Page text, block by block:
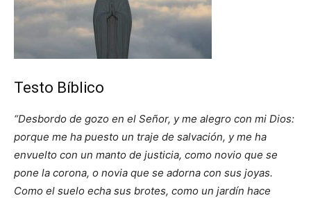
Testo Bíblico
“Desbordo de gozo en el Señor, y me alegro con mi Dios:
porque me ha puesto un traje de salvación, y me ha
envuelto con un manto de justicia, como novio que se
pone la corona, o novia que se adorna con sus joyas.
Como el suelo echa sus brotes, como un jardín hace